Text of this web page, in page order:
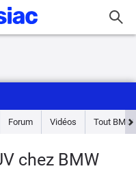
Forum Vidéos Tout BMW
chez BMW